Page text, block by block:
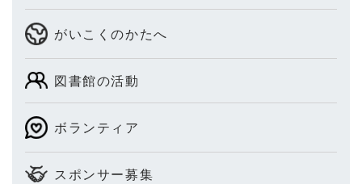
がいこくのかたへ
図書館の活動
ボランティア
スポンサー募集